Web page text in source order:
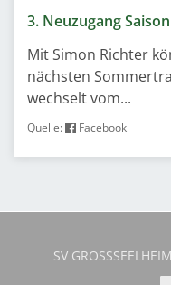
3. Neuzugang
Mit Simon Richter
nächsten
wechselt vom...
Quelle: Facebook
SV